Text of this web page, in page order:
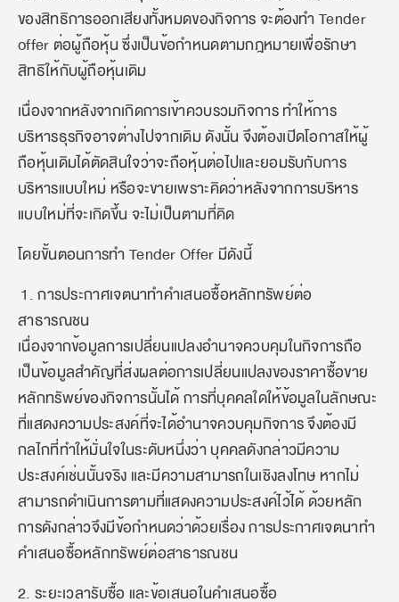
ของสิทธิการออกเสียงทั้งหมดของกิจการ จะต้องทำ Tender
offer ต่อผู้ถือหุ้น ซึ่งเป็นข้อกำหนดตามกฎหมายเพื่อรักษา
สิทธิให้กับผู้ถือหุ้นเดิม
เนื่องจากหลังจากเกิดการเข้าควบรวมกิจการ ทำให้การ
บริหารธุรกิจอาจต่างไปจากเดิม ดังนั้น จึงต้องเปิดโอกาสให้ผู้
ถือหุ้นเดิมได้ตัดสินใจว่าจะถือหุ้นต่อไปและยอมรับกับการ
บริหารแบบใหม่ หรือจะขายเพราะคิดว่าหลังจากการบริหาร
แบบใหม่ที่จะเกิดขึ้น จะไม่เป็นตามที่คิด
โดยขั้นตอนการทำ Tender Offer มีดังนี้
1. การประกาศเจตนาทำคำเสนอซื้อหลักทรัพย์ต่อ
สาธารณชน
เนื่องจากข้อมูลการเปลี่ยนแปลงอำนาจควบคุมในกิจการถือ
เป็นข้อมูลสำคัญที่ส่งผลต่อการเปลี่ยนแปลงของราคาซื้อขาย
หลักทรัพย์ของกิจการนั้นได้ การที่บุคคลใดให้ข้อมูลในลักษณะ
ที่แสดงความประสงค์ที่จะได้อำนาจควบคุมกิจการ จึงต้องมี
กลไกที่ทำให้มั่นใจในระดับหนึ่งว่า บุคคลดังกล่าวมีความ
ประสงค์เช่นนั้นจริง และมีความสามารถในเชิงลงโทษ หากไม่
สามารถดำเนินการตามที่แสดงความประสงค์ไว้ได้ ด้วยหลัก
การดังกล่าวจึงมีข้อกำหนดว่าด้วยเรื่อง การประกาศเจตนาทำ
คำเสนอซื้อหลักทรัพย์ต่อสาธารณชน
2. ระยะเวลารับซื้อ และข้อเสนอในคำเสนอซื้อ